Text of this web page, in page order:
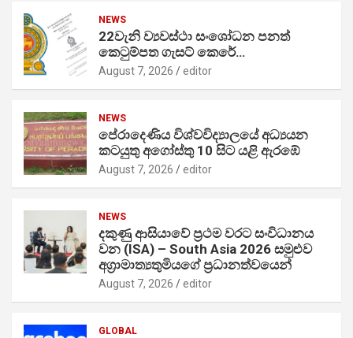
NEWS
22වැනි ව්‍යවස්ථා සංශෝධන පනත්
කෙටුම්පත ගැසට් කෙරේ…
August 7, 2026 editor
NEWS
පේරාදෙණිය විශ්වවිද්‍යාලයේ අධ්‍යයන
කටයුතු අගෝස්තු 10 සිට යළි ඇරඹේ
August 7, 2026 editor
NEWS
දකුණු ආසියාවේ ප්‍රථම වරට සංවිධානය
වන (ISA) – South Asia 2026 සමුළුව
අග්‍රාමාත්‍යතුමියගේ ප්‍රධානත්වයෙන්
August 7, 2026 editor
GLOBAL